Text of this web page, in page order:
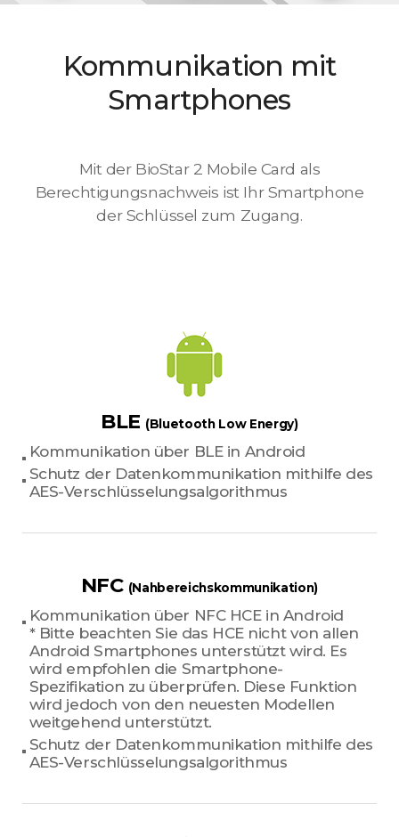
Kommunikation mit
Smartphones
Mit der BioStar 2 Mobile Card als
Berechtigungsnachweis ist Ihr Smartphone
der Schlüssel zum Zugang.
BLE (Bluetooth Low Energy)
Kommunikation über BLE in Android
Schutz der Datenkommunikation mithilfe des
AES-Verschlüsselungsalgorithmus
NFC (Nahbereichskommunikation)
Kommunikation über NFC HCE in Android
* Bitte beachten Sie das HCE nicht von allen
Android Smartphones unterstützt wird. Es
wird empfohlen die Smartphone-
Spezifikation zu überprüfen. Diese Funktion
wird jedoch von den neuesten Modellen
weitgehend unterstützt.
Schutz der Datenkommunikation mithilfe des
AES-Verschlüsselungsalgorithmus